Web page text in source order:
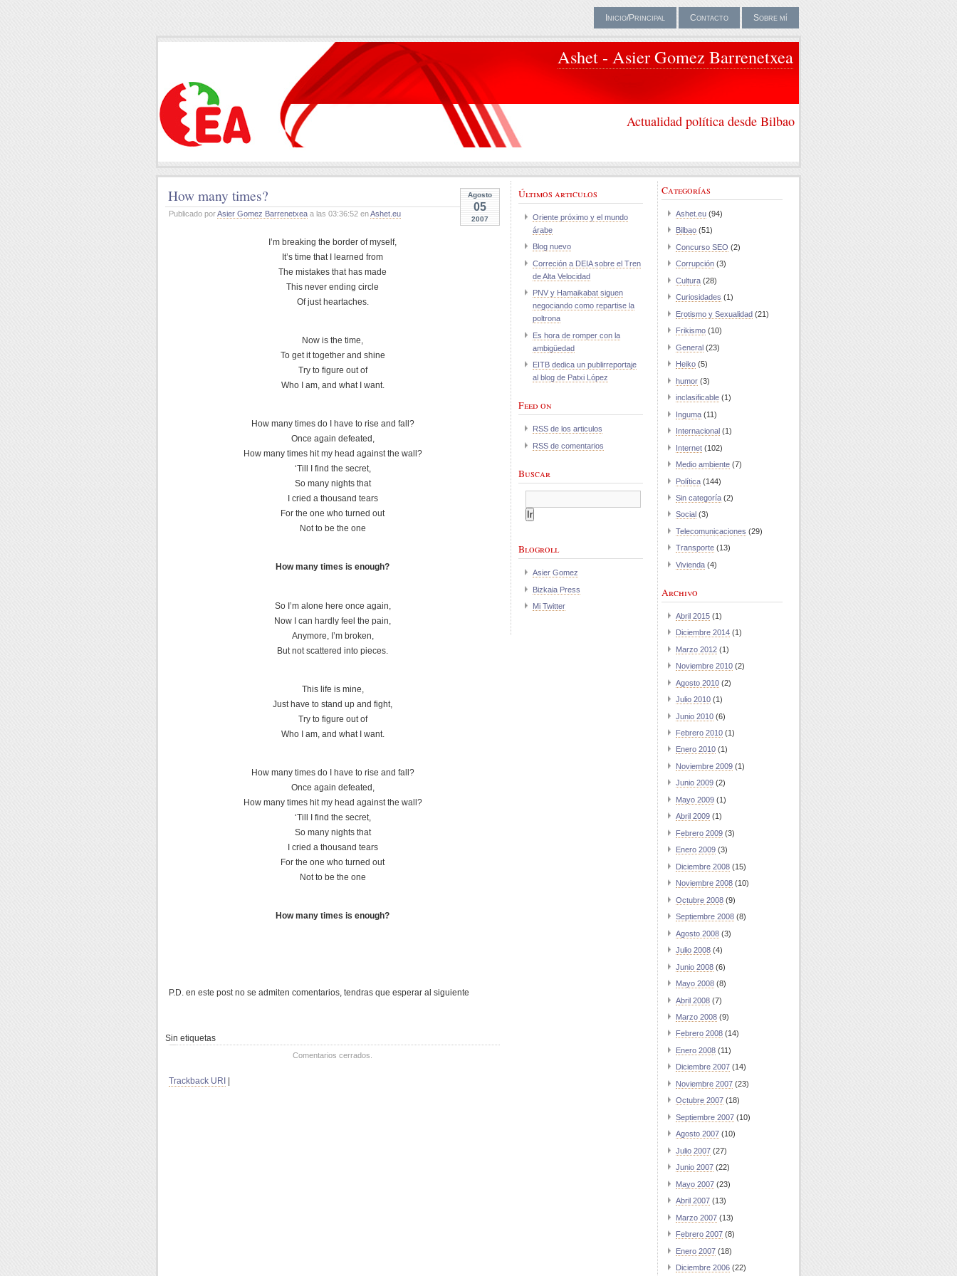
Inicio/Principal Contacto Sobre mí
Ashet - Asier Gomez Barrenetxea
Actualidad política desde Bilbao
Agosto
05
2007
How many times?
Publicado porAsier Gomez Barrenetxea a las 03:36:52 enAshet.eu
I’m breaking the border of myself,
It’s time that I learned from
The mistakes that has made
This never ending circle
Of just heartaches.
Now is the time,
To get it together and shine
Try to figure out of
Who I am, and what I want.
How many times do I have to rise and fall?
Once again defeated,
How many times hit my head against the wall?
‘Till I find the secret,
So many nights that
I cried a thousand tears
For the one who turned out
Not to be the one
How many times is enough?
So I’m alone here once again,
Now I can hardly feel the pain,
Anymore, I’m broken,
But not scattered into pieces.
This life is mine,
Just have to stand up and fight,
Try to figure out of
Who I am, and what I want.
How many times do I have to rise and fall?
Once again defeated,
How many times hit my head against the wall?
‘Till I find the secret,
So many nights that
I cried a thousand tears
For the one who turned out
Not to be the one
How many times is enough?
P.D. en este post no se admiten comentarios, tendras que esperar al siguiente
Sin etiquetas
Comentarios cerrados.
Trackback URI |
Últimos articulos
Oriente próximo y el mundo
árabe
Blog nuevo
Correción a DEIA sobre el Tren
de Alta Velocidad
PNV y Hamaikabat siguen
negociando como repartise la
poltrona
Es hora de romper con la
ambigüedad
EITB dedica un publirreportaje
al blog de Patxi López
Feed on
RSS de los articulos
RSS de comentarios
Buscar
Blogroll
Asier Gomez
Bizkaia Press
Mi Twitter
Categorías
Ashet.eu (94)
Bilbao (51)
Concurso SEO (2)
Corrupción (3)
Cultura (28)
Curiosidades (1)
Erotismo y Sexualidad (21)
Frikismo (10)
General (23)
Heiko (5)
humor (3)
inclasificable (1)
Inguma (11)
Internacional (1)
Internet (102)
Medio ambiente (7)
Política (144)
Sin categoría (2)
Social (3)
Telecomunicaciones (29)
Transporte (13)
Vivienda (4)
Archivo
Abril 2015 (1)
Diciembre 2014 (1)
Marzo 2012 (1)
Noviembre 2010 (2)
Agosto 2010 (2)
Julio 2010 (1)
Junio 2010 (6)
Febrero 2010 (1)
Enero 2010 (1)
Noviembre 2009 (1)
Junio 2009 (2)
Mayo 2009 (1)
Abril 2009 (1)
Febrero 2009 (3)
Enero 2009 (3)
Diciembre 2008 (15)
Noviembre 2008 (10)
Octubre 2008 (9)
Septiembre 2008 (8)
Agosto 2008 (3)
Julio 2008 (4)
Junio 2008 (6)
Mayo 2008 (8)
Abril 2008 (7)
Marzo 2008 (9)
Febrero 2008 (14)
Enero 2008 (11)
Diciembre 2007 (14)
Noviembre 2007 (23)
Octubre 2007 (18)
Septiembre 2007 (10)
Agosto 2007 (10)
Julio 2007 (27)
Junio 2007 (22)
Mayo 2007 (23)
Abril 2007 (13)
Marzo 2007 (13)
Febrero 2007 (8)
Enero 2007 (18)
Diciembre 2006 (22)